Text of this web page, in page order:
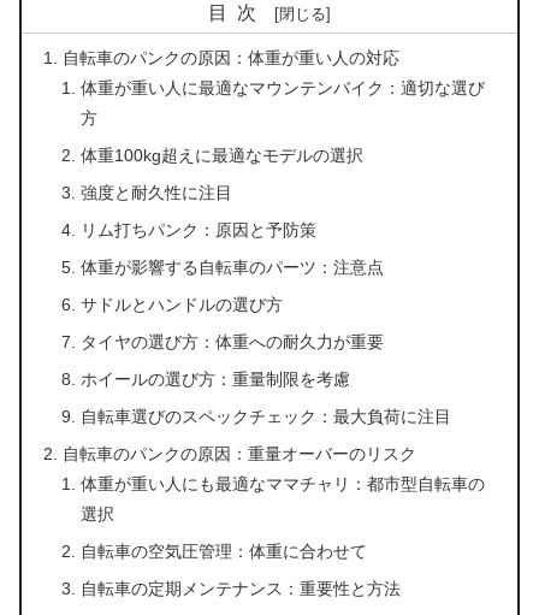
目次
自転車のパンクの原因：体重が重い人の対応
体重が重い人に最適なマウンテンバイク：適切な選び
方
体重100kg超えに最適なモデルの選択
強度と耐久性に注目
リム打ちパンク：原因と予防策
体重が影響する自転車のパーツ：注意点
サドルとハンドルの選び方
タイヤの選び方：体重への耐久力が重要
ホイールの選び方：重量制限を考慮
自転車選びのスペックチェック：最大負荷に注目
自転車のパンクの原因：重量オーバーのリスク
体重が重い人にも最適なママチャリ：都市型自転車の
選択
自転車の空気圧管理：体重に合わせて
自転車の定期メンテナンス：重要性と方法